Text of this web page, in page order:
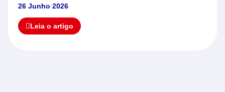
26 Junho 2026
Leia o artigo